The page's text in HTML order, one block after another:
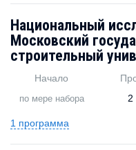
Национальный
Московский
строительный
Начало
по мере набора
2
1 программа